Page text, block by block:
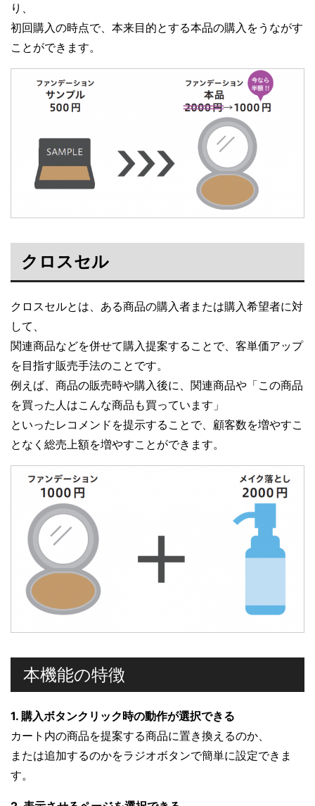
り、
初回購入の時点で、本来目的とする本品の購入をうながす
ことができます。
クロスセル
クロスセルとは、ある商品の購入者または購入希望者に対
して、
関連商品などを併せて購入提案することで、客単価アップ
を目指す販売手法のことです。
例えば、商品の販売時や購入後に、関連商品や「この商品
を買った人はこんな商品も買っています」
といったレコメンドを提示することで、顧客数を増やすこ
となく総売上額を増やすことができます。
本機能の特徴
1. 購入ボタンクリック時の動作が選択できる
カート内の商品を提案する商品に置き換えるのか、
または追加するのかをラジオボタンで簡単に設定できま
す。